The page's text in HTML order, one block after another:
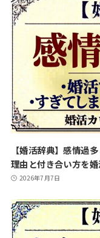
【婚活辞典】感情過
理由と付き合い方を
2026年7月7日